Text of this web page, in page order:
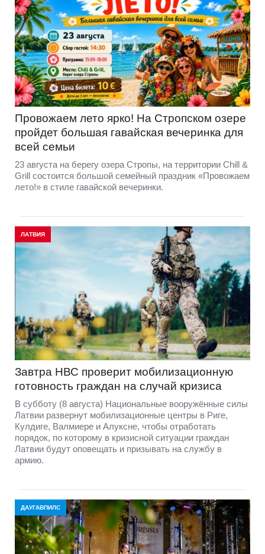
Провожаем лето ярко! На Стропском озере
пройдет большая гавайская вечеринка для
всей семьи
23 августа на берегу озера Стропы, на территории Chill &
Grill состоится большой семейный праздник «Провожаем
лето!» в стиле гавайской вечеринки.
ЛАТВИЯ
Завтра НВС проверит мобилизационную
готовность граждан на случай кризиса
В субботу (8 августа) Национальные вооружённые силы
Латвии развернут мобилизационные центры в Риге,
Кулдиге, Валмиере и Алуксне, чтобы отработать
порядок, по которому в кризисной ситуации граждан
Латвии будут оповещать и призывать на службу в
армию.
ДАУГАВПИЛС